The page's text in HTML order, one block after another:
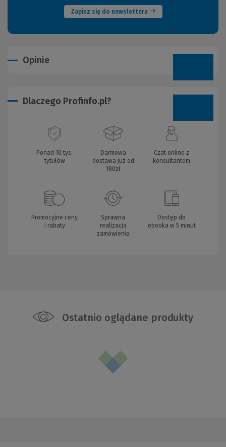
Zapisz się do newslettera
Opinie
Dlaczego Profinfo.pl?
Ponad 10 tys.
tytułów
Darmowa
dostawa już od
180zł
Czat online z
konsultantem
Promocyjne ceny
i rabaty
Sprawna
realizacja
zamówienia
Dostęp do
ebooka w 5 minut
Ostatnio oglądane produkty